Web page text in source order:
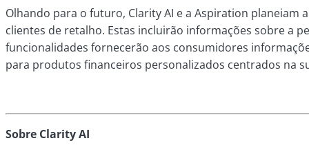
Olhando para o futuro, Clarity AI e a Aspiration
clientes de retalho. Estas incluirão informações sobre a
funcionalidades fornecerão aos consumidores
para produtos financeiros personalizados centrados na
Sobre Clarity AI